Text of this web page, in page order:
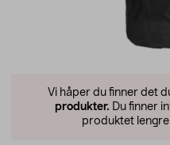
Vi håper du finner det
produkter. Du finner
produktet lengre